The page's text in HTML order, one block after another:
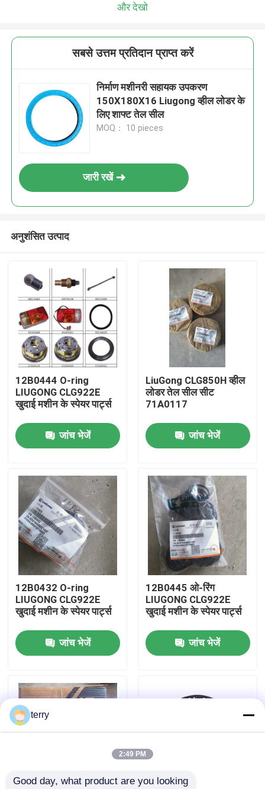
होम
उत्पाद
हमारे बारे में
फैक्टरी यात्रा
गुणवत्ता नियंत्रण
हमसे संपर्क करें
एक बोली का अनुरोध
कमिंस स्पेयर पार्ट्स
और देखो
सबसे उत्तम प्रतिदान प्राप्त करें
निर्माण मशीनरी सहायक उपकरण
150X180X16 Liugong व्हील लोडर के
लिए शाफ्ट तेल सील
MOQ： 10 pieces
जारी रखें
अनुशंसित उत्पाद
12B0444 O-ring
LIUGONG CLG922E
खुदाई मशीन के स्पेयर पार्ट्स
जांच भेजें
LiuGong CLG850H व्हील
लोडर तेल सील सीट
71A0117
जांच भेजें
12B0432 O-ring
LIUGONG CLG922E
खुदाई मशीन के स्पेयर पार्ट्स
जांच भेजें
12B0445 ओ-रिंग
LIUGONG CLG922E
खुदाई मशीन के स्पेयर पार्ट्स
जांच भेजें
terry
2:49 PM
Good day, what product are you looking